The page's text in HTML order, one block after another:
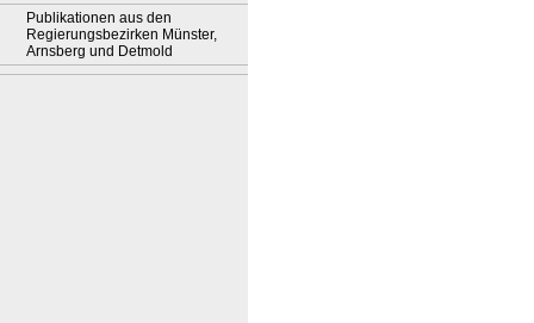
Publikationen aus den
Regierungsbezirken Münster,
Arnsberg und Detmold